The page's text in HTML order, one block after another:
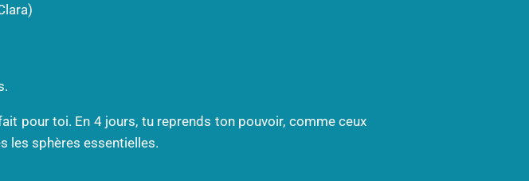
pour toi. En 4 jours, tu reprends ton pouvoir, comme ceux
les sphères essentielles.